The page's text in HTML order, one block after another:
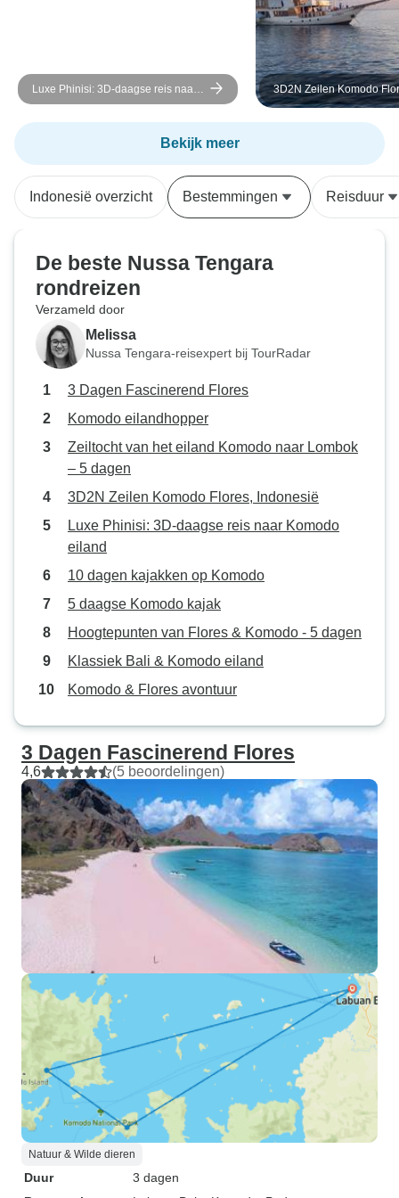
Luxe Phinisi: 3D-daagse reis naar
Komodo eiland
3D2N Zeilen Komodo
Indonesië
Bekijk meer
Indonesië overzicht Bestemmingen Reisduur
De beste Nussa Tengara
rondreizen
Verzameld door
Melissa
Nussa Tengara-reisexpert bij TourRadar
3 Dagen Fascinerend Flores
Komodo eilandhopper
Zeiltocht van het eiland Komodo naar Lombok
– 5 dagen
3D2N Zeilen Komodo Flores, Indonesië
Luxe Phinisi: 3D-daagse reis naar Komodo
eiland
10 dagen kajakken op Komodo
5 daagse Komodo kajak
Hoogtepunten van Flores & Komodo - 5 dagen
Klassiek Bali & Komodo eiland
Komodo & Flores avontuur
3 Dagen Fascinerend Flores
4,6 (5 beoordelingen)
Natuur & Wilde dieren
Duur
3 dagen